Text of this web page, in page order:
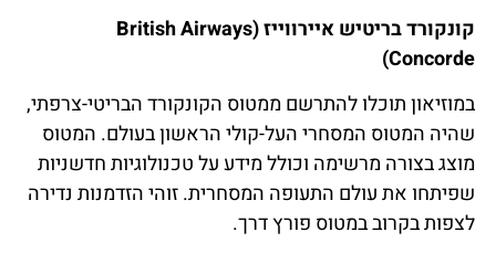
קונקורד בריטיש איירווייז (British Airways
Concorde)
במוזיאון תוכלו להתרשם ממטוס הקונקורד הבריטי-צרפתי,
שהיה המטוס המסחרי העל-קולי הראשון בעולם. המטוס
מוצג בצורה מרשימה וכולל מידע על טכנולוגיות חדשניות
שפיתחו את עולם התעופה המסחרית. זוהי הזדמנות נדירה
לצפות בקרוב במטוס פורץ דרך.